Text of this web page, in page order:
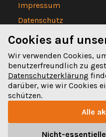
Impressum
Datenschutz
Statuten
Spitalgasse 32
Cookies auf
Wir verwenden Cookies,
benutzerfreundlich zu
Datenschutzerklärung
darüber, wie wir Cookies
schützen.
Alle
Nicht-